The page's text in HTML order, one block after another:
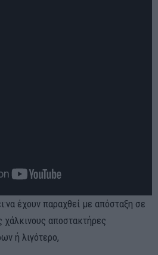
έχουν παραχθεί με απόσταξη σε
χάλκινους αποστακτήρες
ή λιγότερο,